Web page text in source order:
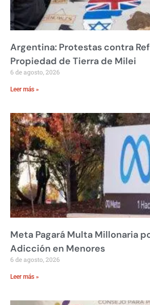
Argentina: Protestas contra
Propiedad de Tierra de Milei
6 de agosto, 2026
Leer más »
Meta Pagará Multa Millonaria
Adicción en Menores
6 de agosto, 2026
Leer más »